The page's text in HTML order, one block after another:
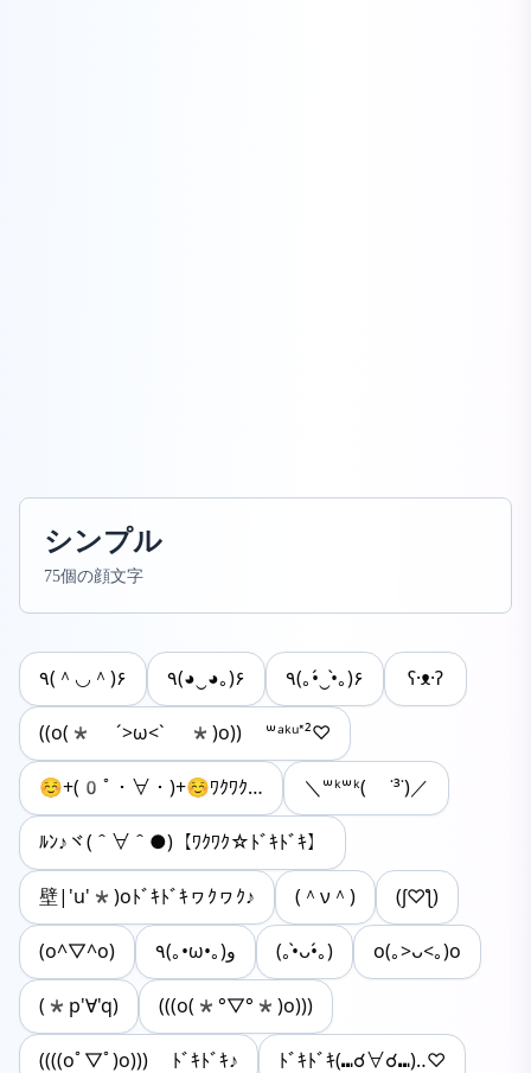
シンプル
75個の顔文字
٩(＾◡＾)۶ ٩(◕‿◕｡)۶ ٩(｡•́‿•̀｡)۶ ʕ·ᴥ·ʔ
((o(* ´>ω<` *)o)) ꒳ᵃᵏᵘ˟²♡
︎☺︎+(0ﾟ・∀・)+☺︎ﾜｸﾜｸ… ＼꒳ᵏ꒳ᵏ( ˙³˙)／
ﾙﾝ♪ヾ(＾∀＾●)【ﾜｸﾜｸ☆ﾄﾞｷﾄﾞｷ】
壁|'u'*)oﾄﾞｷﾄﾞｷヮｸヮｸ♪ (＾ν＾) (ʃ♡ƪ)
(o^▽^o) ٩(｡•ω•｡)و (｡•̀ᴗ•́｡) o(｡>ᴗ<｡)o︎
(*p'∀'q) (((o(*°▽°*)o)))
((((oﾟ▽ﾟ)o))) ﾄﾞｷﾄﾞｷ♪ ﾄﾞｷﾄﾞｷ(⑉☌∀☌⑉)‥♡